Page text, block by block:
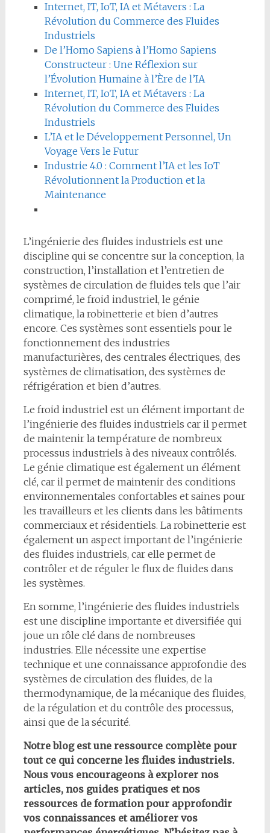
Internet, IT, IoT, IA et Métavers : La
Révolution du Commerce des Fluides
Industriels
De l’Homo Sapiens à l’Homo Sapiens
Constructeur : Une Réflexion sur
l’Évolution Humaine à l’Ère de l’IA
Internet, IT, IoT, IA et Métavers : La
Révolution du Commerce des Fluides
Industriels
L’IA et le Développement Personnel, Un
Voyage Vers le Futur
Industrie 4.0 : Comment l’IA et les IoT
Révolutionnent la Production et la
Maintenance
L’ingénierie des fluides industriels est une
discipline qui se concentre sur la conception, la
construction, l’installation et l’entretien de
systèmes de circulation de fluides tels que l’air
comprimé, le froid industriel, le génie
climatique, la robinetterie et bien d’autres
encore. Ces systèmes sont essentiels pour le
fonctionnement des industries
manufacturières, des centrales électriques, des
systèmes de climatisation, des systèmes de
réfrigération et bien d’autres.
Le froid industriel est un élément important de
l’ingénierie des fluides industriels car il permet
de maintenir la température de nombreux
processus industriels à des niveaux contrôlés.
Le génie climatique est également un élément
clé, car il permet de maintenir des conditions
environnementales confortables et saines pour
les travailleurs et les clients dans les bâtiments
commerciaux et résidentiels. La robinetterie est
également un aspect important de l’ingénierie
des fluides industriels, car elle permet de
contrôler et de réguler le flux de fluides dans
les systèmes.
En somme, l’ingénierie des fluides industriels
est une discipline importante et diversifiée qui
joue un rôle clé dans de nombreuses
industries. Elle nécessite une expertise
technique et une connaissance approfondie des
systèmes de circulation des fluides, de la
thermodynamique, de la mécanique des fluides,
de la régulation et du contrôle des processus,
ainsi que de la sécurité.
Notre blog est une ressource complète pour
tout ce qui concerne les fluides industriels.
Nous vous encourageons à explorer nos
articles, nos guides pratiques et nos
ressources de formation pour approfondir
vos connaissances et améliorer vos